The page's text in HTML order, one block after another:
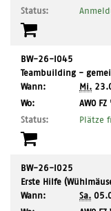
Ort:
Status:
BW-26-I045
Teambuilding -
Wann:
Mi.
Wo:
,
Ort:
AWO
Status:
Plätze
BW-26-I025
Erste Hilfe
Wann:
Sa.